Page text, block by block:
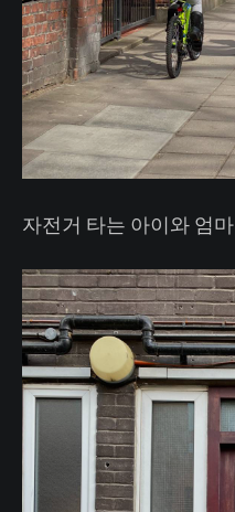
자전거 타는 아이와 엄마